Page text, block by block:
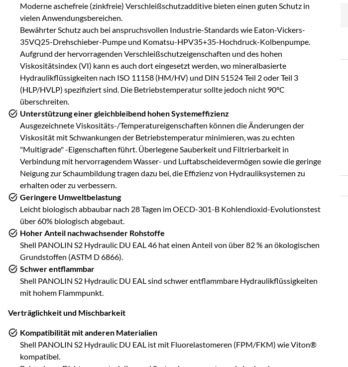
Moderne aschefreie (zinkfreie) Verschleißschutzadditive bieten einen guten Schutz in
vielen Anwendungsbereichen.
Bewährter Schutz auch bei anspruchsvollen Industrie-Standards wie Eaton-Vickers-
35VQ25-Drehschieber-Pumpe und Komatsu-HPV35+35-Hochdruck-Kolbenpumpe.
Aufgrund der hervorragenden Verschleißschutzeigenschaften und des hohen
Viskositätsindex (VI) kann es auch dort eingesetzt werden, wo mineralbasierte
Hydraulikflüssigkeiten nach ISO 11158 (HM/HV) und DIN 51524 Teil 2 oder Teil 3
(HLP/HVLP) spezifiziert sind. Die Betriebstemperatur sollte jedoch nicht 90°C
überschreiten.
Unterstützung einer gleichbleibend hohen Systemeffizienz
Ausgezeichnete Viskositäts-/Temperatureigenschaften können die Änderungen der
Viskosität mit Schwankungen der Betriebstemperatur minimieren, was zu echten
"Multigrade" -Eigenschaften führt. Überlegene Sauberkeit und Filtrierbarkeit in
Verbindung mit hervorragendem Wasser- und Luftabscheidevermögen sowie die geringe
Neigung zur Schaumbildung tragen dazu bei, die Effizienz von Hydrauliksystemen zu
erhalten oder zu verbessern.
Geringere Umweltbelastung
Leicht biologisch abbaubar nach 28 Tagen im OECD-301-B Kohlendioxid-Evolutionstest
über 60% biologisch abgebaut.
Hoher Anteil nachwachsender Rohstoffe
Shell PANOLIN S2 Hydraulic DU EAL 46 hat einen Anteil von über 82 % an ökologischen
Grundstoffen (ASTM D 6866).
Schwer entflammbar
Shell PANOLIN S2 Hydraulic DU EAL sind schwer entflammbare Hydraulikflüssigkeiten
mit hohem Flammpunkt.
Verträglichkeit und Mischbarkeit
Kompatibilität mit anderen Materialien
Shell PANOLIN S2 Hydraulic DU EAL ist mit Fluorelastomeren (FPM/FKM) wie Viton®
kompatibel.